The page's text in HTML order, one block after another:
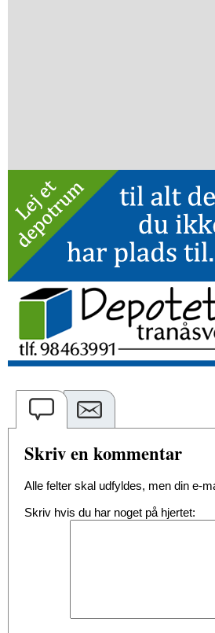
Skriv en kommentar
Alle felter skal udfyldes, men din e-
Skriv hvis du har noget på hjertet: